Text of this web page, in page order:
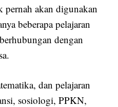
pernah akan digunakan
beberapa pelajaran
dengan
dan pelajaran
sosiologi, PPKN,